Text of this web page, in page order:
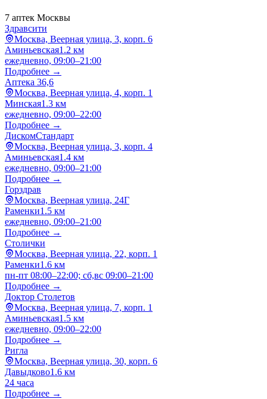
7 аптек Москвы
Здравсити
Москва, Веерная улица, 3, корп. 6
Аминьевская1.2 км
ежедневно, 09:00–21:00
Подробнее →
Аптека 36,6
Москва, Веерная улица, 4, корп. 1
Минская1.3 км
ежедневно, 09:00–22:00
Подробнее →
ДискомСтандарт
Москва, Веерная улица, 3, корп. 4
Аминьевская1.4 км
ежедневно, 09:00–21:00
Подробнее →
Горздрав
Москва, Веерная улица, 24Г
Раменки1.5 км
ежедневно, 09:00–21:00
Подробнее →
Столички
Москва, Веерная улица, 22, корп. 1
Раменки1.6 км
пн-пт 08:00–22:00; сб,вс 09:00–21:00
Подробнее →
Доктор Столетов
Москва, Веерная улица, 7, корп. 1
Аминьевская1.5 км
ежедневно, 09:00–22:00
Подробнее →
Ригла
Москва, Веерная улица, 30, корп. 6
Давыдково1.6 км
24 часа
Подробнее →